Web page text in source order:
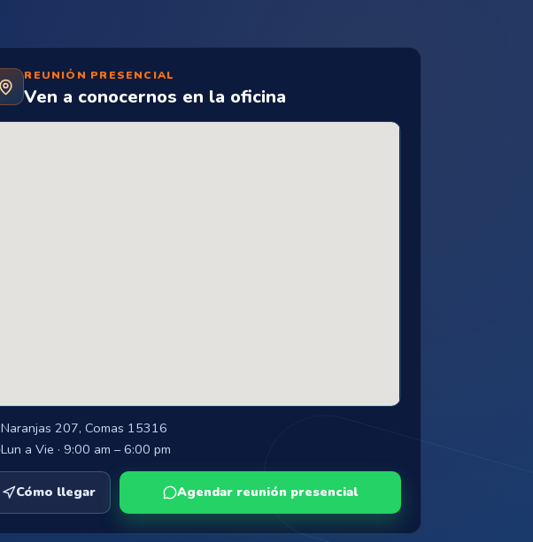
REUNIÓN PRESENCIAL
Ven a conocernos en la oficina
Naranjas 207, Comas 15316
Lun a Vie · 9:00 am – 6:00 pm
Cómo llegar Agendar reunión presencial